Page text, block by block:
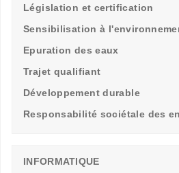
Législation et certification
Sensibilisation à
Epuration des eaux
Trajet qualifiant
Développement durable
Responsabilité sociétale des
INFORMATIQUE